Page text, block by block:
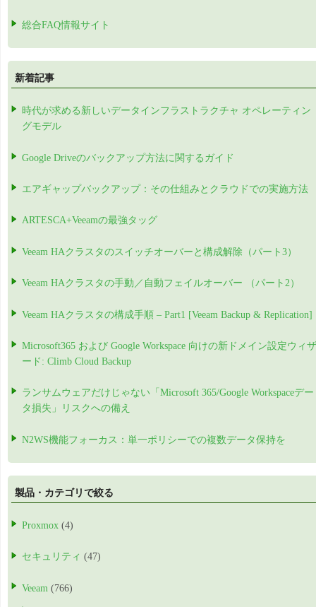
総合FAQ情報サイト
新着記事
時代が求める新しいデータインフラストラクチャ オペレーティン
グモデル
Google Driveのバックアップ方法に関するガイド
エアギャップバックアップ：その仕組みとクラウドでの実施方法
ARTESCA+Veeamの最強タッグ
Veeam HAクラスタのスイッチオーバーと構成解除（パート3）
Veeam HAクラスタの手動／自動フェイルオーバー （パート2）
Veeam HAクラスタの構成手順 – Part1 [Veeam Backup & Replication]
Microsoft365 および Google Workspace 向けの新ドメイン設定ウィザ
ード: Climb Cloud Backup
ランサムウェアだけじゃない「Microsoft 365/Google Workspaceデー
タ損失」リスクへの備え
N2WS機能フォーカス：単一ポリシーでの複数データ保持を
製品・カテゴリで絞る
Proxmox (4)
セキュリティ (47)
Veeam (766)